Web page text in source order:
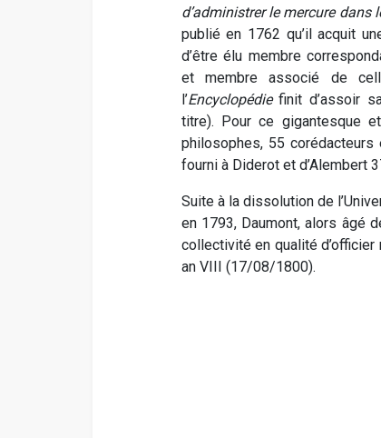
d’administrer le mercure dans
publié en 1762 qu’il acquit
d’être élu membre
et membre associé de
l’Encyclopédiefinit d’assoir
titre). Pour ce gigantesque
philosophes, 55
fourni à Diderot et d’Alembert
Suite à la dissolution de
en 1793, Daumont, alors âgé
collectivité en qualité
an VIII (17/08/1800).